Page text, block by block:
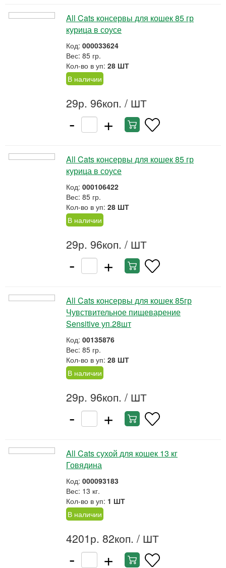
All Cats консервы для кошек 85 гр
курица в соусе
Код: 000033624
Вес: 85 гр.
Кол-во в уп: 28 ШТ
В наличии
29р. 96коп. / ШТ
- +
All Cats консервы для кошек 85 гр
курица в соусе
Код: 000106422
Вес: 85 гр.
Кол-во в уп: 28 ШТ
В наличии
29р. 96коп. / ШТ
- +
All Cats консервы для кошек 85гр
Чувствительное пищеварение
Sensitive уп.28шт
Код: 00135876
Вес: 85 гр.
Кол-во в уп: 28 ШТ
В наличии
29р. 96коп. / ШТ
- +
All Cats сухой для кошек 13 кг
Говядина
Код: 000093183
Вес: 13 кг.
Кол-во в уп: 1 ШТ
В наличии
4201р. 82коп. / ШТ
- +